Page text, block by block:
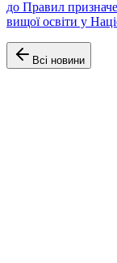
до Правил
вищої освіти у
Всі новини